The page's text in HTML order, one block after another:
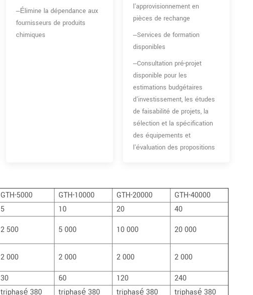
–Élimine la dépendance aux
fournisseurs de produits
chimiques
l’approvisionnement en
pièces de rechange
–Services de formation
disponibles
–Consultation pré-projet
disponible pour les
estimations budgétaires
d’investissement, les études
de faisabilité de projets, la
sélection et la spécification
des équipements et
l’évaluation des propositions
GTH-5000 GTH-10000 GTH-20000
GTH-40000
5 10 20
40
2 500 5 000 10 000
20 000
2 000 2 000 2 000
2 000
30 60 120
240
triphasé 380 triphasé 380 triphasé 380 triphasé 380